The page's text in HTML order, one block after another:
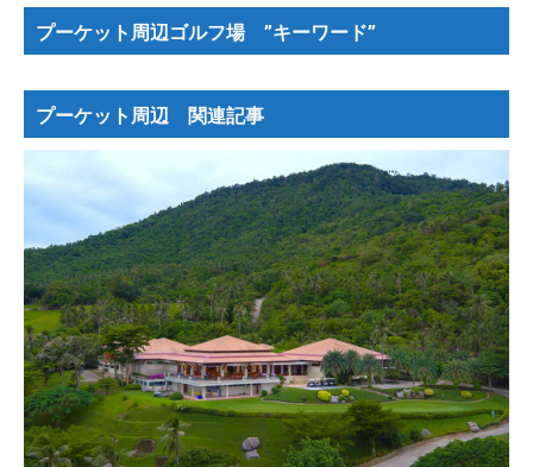
プーケット周辺ゴルフ場 ”キーワード”
プーケット周辺 関連記事